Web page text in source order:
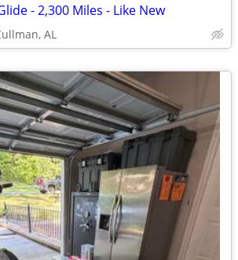
- 2,300 Miles - Like New
AL